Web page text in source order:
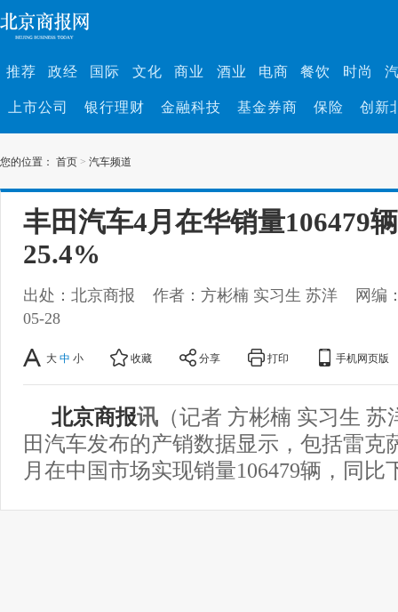
推荐 政经 国际 文化 商业 酒业 电商 餐饮 时尚
上市公司 银行理财 金融科技 基金券商 保险 创新
您的位置： 首页 > 汽车频道
丰田汽车4月在华销量106479
25.4%
出处：北京商报 作者：方彬楠 实习生 苏洋
网编
05-28
大 中 小 收藏 分享 打印 手机网页版
北京商报讯 （记者 方彬楠 实习生 苏
田汽车发布的产销数据显示，包括雷克
月在中国市场实现销量106479辆，同比